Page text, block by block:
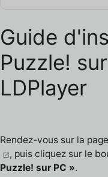
Guide
Puzzle!
LDPlayer
Rendez-vous sur la
, puis cliquez sur le
Puzzle! sur PC ».